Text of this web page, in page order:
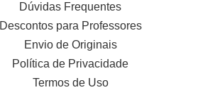
Dúvidas Frequentes
Descontos para Professores
Envio de Originais
Política de Privacidade
Termos de Uso